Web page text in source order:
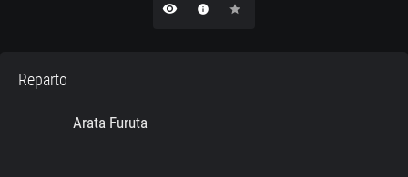
remove_red_eye info star
Reparto
Arata Furuta